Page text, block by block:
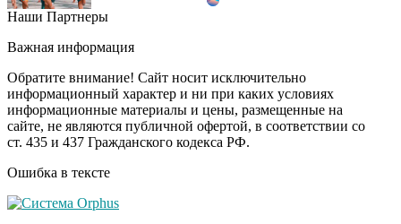
Врач дала 5 советов,
инфаркта и инсульта
i
Ролик из Омска: вы
будете смеяться долго
Королева вагона
Наши Партнеры
Важная информация
Обратите внимание! Сайт носит исключительно
информационный характер и ни при каких условиях
информационные материалы и цены, размещенные на
сайте, не являются публичной офертой, в соответствии со
ст. 435 и 437 Гражданского кодекса РФ.
Ошибка в тексте